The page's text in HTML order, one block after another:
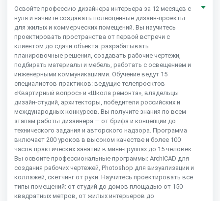
Освойте профессию дизайнера интерьера за 12 месяцев с
нуля и начните создавать полноценные дизайн-проекты
для жилых и коммерческих помещений. Вы научитесь
проектировать пространства от первой встречи с
клиентом до сдачи объекта: разрабатывать
планировочные решения, создавать рабочие чертежи,
подбирать материалы и мебель, работать с освещением и
инженерными коммуникациями. Обучение ведут 15
специалистов-практиков: ведущие телепроектов
«Квартирный вопрос» и «Школа ремонта», владельцы
дизайн-студий, архитекторы, победители российских и
международных конкурсов. Вы получите знания по всем
этапам работы дизайнера — от брифа и концепции до
технического задания и авторского надзора. Программа
включает 200 уроков в высоком качестве и более 100
часов практических занятий в мини-группах до 15 человек.
Вы освоите профессиональные программы: ArchiCAD для
создания рабочих чертежей, Photoshop для визуализации и
коллажей, скетчинг от руки. Научитесь проектировать все
типы помещений: от студий до домов площадью от 150
квадратных метров, от жилых интерьеров до